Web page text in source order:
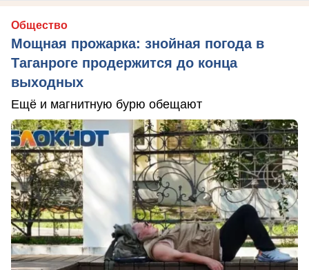
Общество
Мощная прожарка: знойная погода в
Таганроге продержится до конца
выходных
Ещё и магнитную бурю обещают